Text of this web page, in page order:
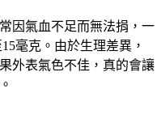
因氣血不足而無法捐，一
毫克。由於生理差異，
外表氣色不佳，真的會讓